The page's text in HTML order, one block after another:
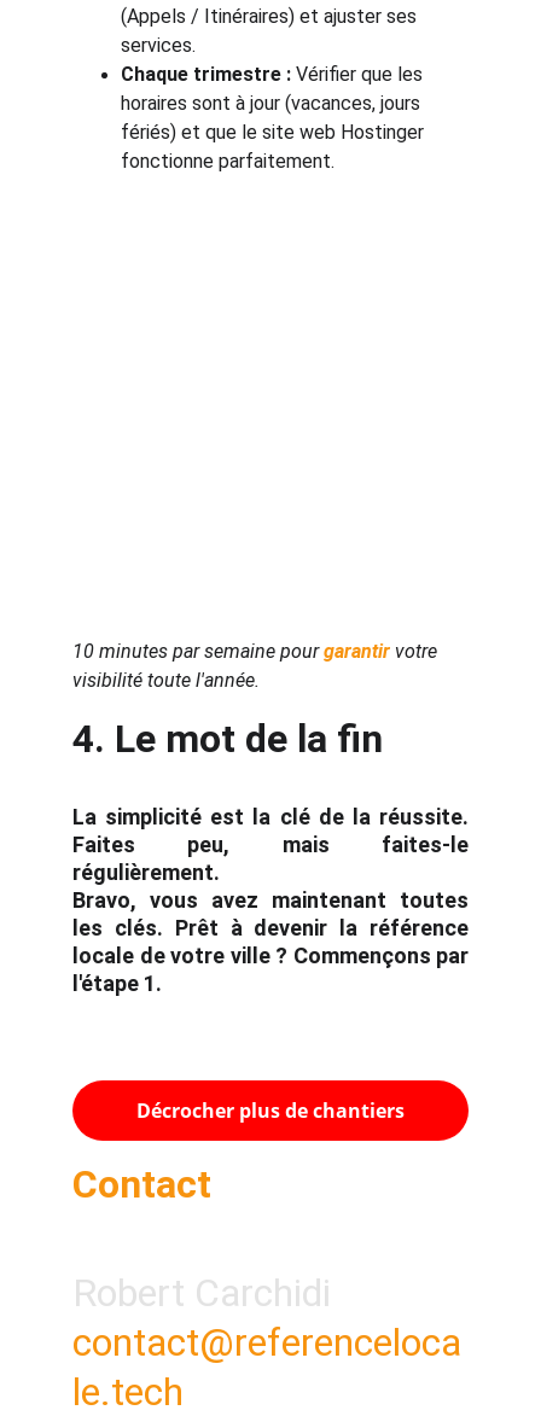
(Appels / Itinéraires) et ajuster ses
services.
Chaque trimestre : Vérifier que les
horaires sont à jour (vacances, jours
fériés) et que le site web Hostinger
fonctionne parfaitement.
10 minutes par semaine pour garantir votre
visibilité toute l'année.
4. Le mot de la fin
La simplicité est la clé de la réussite.
Faites peu, mais faites-le
régulièrement.
Bravo, vous avez maintenant toutes
les clés. Prêt à devenir la référence
locale de votre ville ? Commençons par
l'étape 1.
Décrocher plus de chantiers
Contact
Robert Carchidi
contact@referenceloca
le.tech